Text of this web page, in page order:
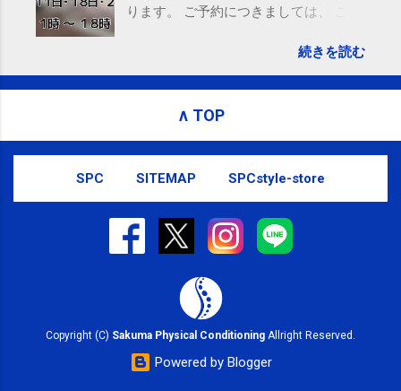
ります。 ご予約につきましては、 こち
れないことがありますので、ご予約、
お問い合わせはSMS（ショートメッセ
続きを読む
∧ TOP
SPC SITEMAP SPCstyle-store
Copyright (C) Sakuma Physical Conditioning Allright Reserved.
Powered by Blogger